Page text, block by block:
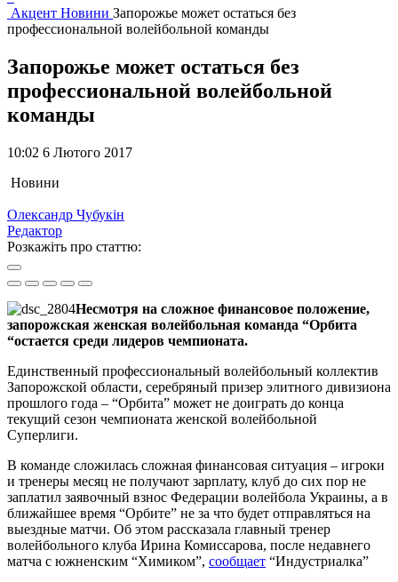
Акцент Новини Запорожье может остаться без
профессиональной волейбольной команды
Запорожье может остаться без
профессиональной волейбольной
команды
10:02 6 Лютого 2017
Новини
Олександр Чубукін
Редактор
Розкажіть про статтю:
Несмотря на сложное финансовое положение,
запорожская женская волейбольная команда “Орбита
“остается среди лидеров чемпионата.
Единственный профессиональный волейбольный коллектив
Запорожской области, серебряный призер элитного дивизиона
прошлого года – “Орбита” может не доиграть до конца
текущий сезон чемпионата женской волейбольной
Суперлиги.
В команде сложилась сложная финансовая ситуация – игроки
и тренеры месяц не получают зарплату, клуб до сих пор не
заплатил заявочный взнос Федерации волейбола Украины, а в
ближайшее время “Орбите” не за что будет отправляться на
выездные матчи. Об этом рассказала главный тренер
волейбольного клуба Ирина Комиссарова, после недавнего
матча с южненским “Химиком”, сообщает “Индустриалка”